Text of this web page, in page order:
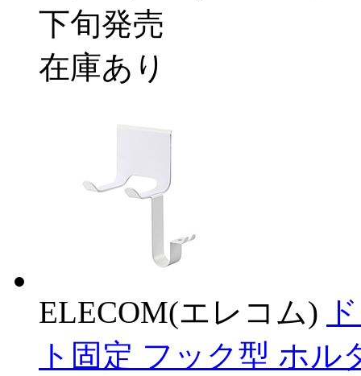
下旬発売
在庫あり
ELECOM(エレコム)
ト固定 フック型 ホ